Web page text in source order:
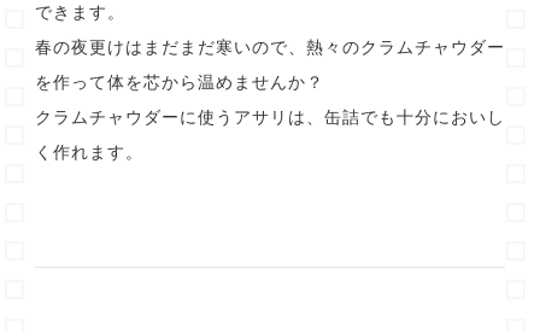
できます。
春の夜更けはまだまだ寒いので、熱々のクラムチャウダー
を作って体を芯から温めませんか？
クラムチャウダーに使うアサリは、缶詰でも十分においし
く作れます。